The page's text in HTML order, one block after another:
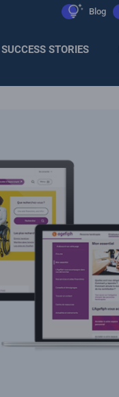
Blog
icon
SUCCESS STORIES